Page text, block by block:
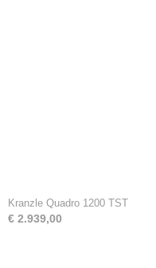
Kranzle Quadro 1200 TST
€ 2.939,00